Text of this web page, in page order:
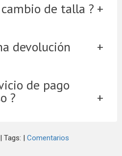
de talla ?
devolución
de pago
?
Tags: Comentarios